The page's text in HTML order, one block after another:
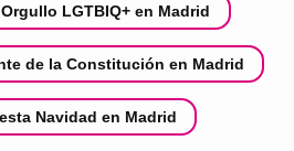
LGTBIQ+ en Madrid
de la Constitución en Madrid
Navidad en Madrid